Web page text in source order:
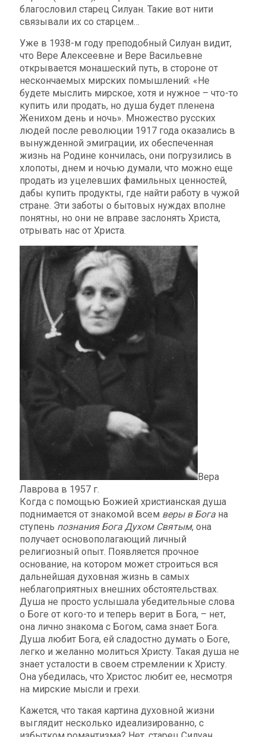
благословил старец Силуан. Такие вот нити
связывали их со старцем…
Уже в 1938-м году преподобный Силуан видит,
что Вере Алексеевне и Вере Васильевне
открывается монашеский путь, в стороне от
нескончаемых мирских помышлений: «Не
будете мыслить мирское, хотя и нужное – что-то
купить или продать, но душа будет пленена
Женихом день и ночь». Множество русских
людей после революции 1917 года оказались в
вынужденной эмиграции, их обеспеченная
жизнь на Родине кончилась, они погрузились в
хлопоты, днем и ночью думали, что можно еще
продать из уцелевших фамильных ценностей,
дабы купить продукты, где найти работу в чужой
стране. Эти заботы о бытовых нуждах вполне
понятны, но они не вправе заслонять Христа,
отрывать нас от Христа.
Вера
Лаврова в 1957 г.
Когда с помощью Божией христианская душа
поднимается от знакомой всем веры в Бога на
ступень познания Бога Духом Святым, она
получает основополагающий личный
религиозный опыт. Появляется прочное
основание, на котором может строиться вся
дальнейшая духовная жизнь в самых
неблагоприятных внешних обстоятельствах.
Душа не просто услышала убедительные слова
о Боге от кого-то и теперь верит в Бога, – нет,
она лично знакома с Богом, сама знает Бога.
Душа любит Бога, ей сладостно думать о Боге,
легко и желанно молиться Христу. Такая душа не
знает усталости в своем стремлении к Христу.
Она убедилась, что Христос любит ее, несмотря
на мирские мысли и грехи.
Кажется, что такая картина духовной жизни
выглядит несколько идеализированно, с